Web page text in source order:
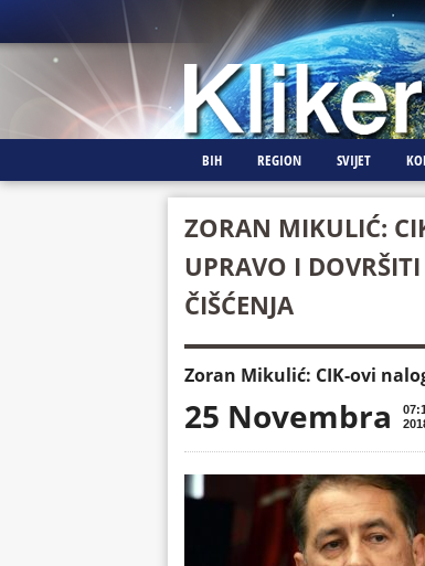
BIH REGION SVIJET
ZORAN MIKULIĆ:
UPRAVO I
ČIŠĆENJA
Zoran Mikulić: CIK-ovi
25 Novembra